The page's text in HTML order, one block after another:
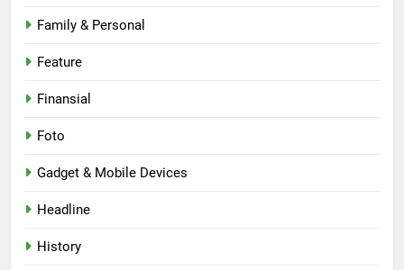
Family & Personal
Feature
Finansial
Foto
Gadget & Mobile Devices
Headline
History